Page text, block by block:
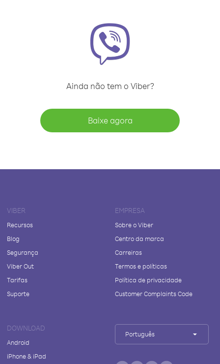
Ainda não tem o Viber?
Baixe agora
VIBER
Recursos
Blog
Segurança
Viber Out
Tarifas
Suporte
EMPRESA
Sobre o Viber
Centro da marca
Carreiras
Termos e políticas
Política de privacidade
Customer Complaints Code
DOWNLOAD
Android
iPhone & iPad
Português